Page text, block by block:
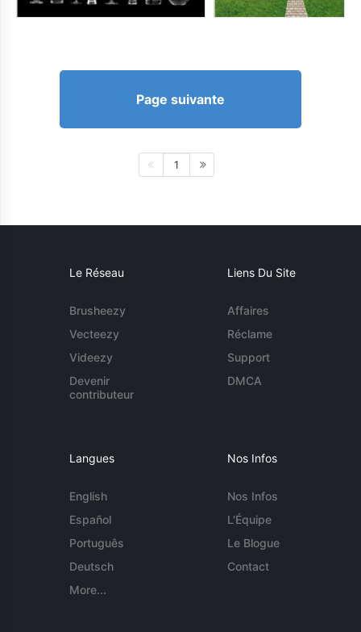
Page suivante
1
Le Réseau
Brusheezy
Vecteezy
Videezy
Devenir
contributeur
Liens Du Site
Affaires
Réclame
Support
DMCA
Langues
English
Español
Português
Deutsch
More...
Nos Infos
Nos Infos
L'Équipe
Le Blogue
Contact